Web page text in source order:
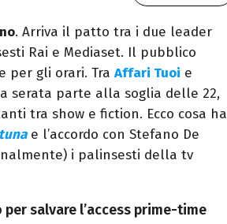
. Arriva il patto tra i due leader
Rai e Mediaset. Il pubblico
per gli orari. Tra Affari Tuoi e
serata parte alla soglia delle 22,
tra show e fiction. Ecco cosa ha
e l’accordo con Stefano De
i palinsesti della tv
salvare l’access prime-time